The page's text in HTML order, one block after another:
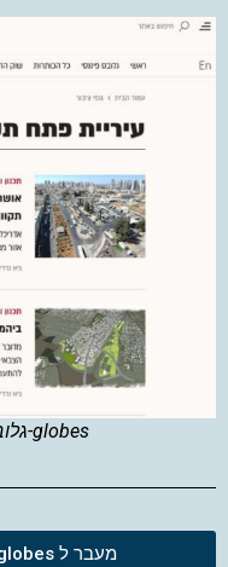
globes-גלובס: עיריית פתח תקווה
מעבר ל globes-גלובס: עיריית פתח תקווה